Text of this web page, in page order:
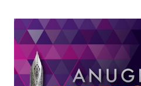
hari, kecuali hari Selasa,
kopitiam ini sahaja, untuk
yang baru dimasak!
menikmati kudap-kudapan di